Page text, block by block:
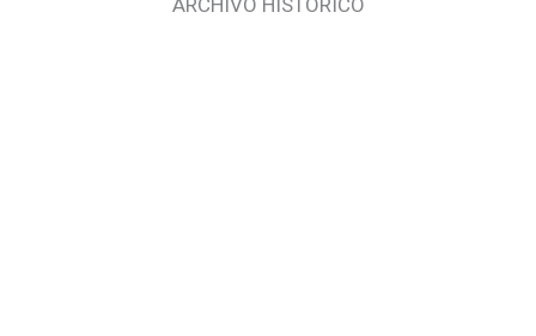
ARCHIVO HISTÓRICO